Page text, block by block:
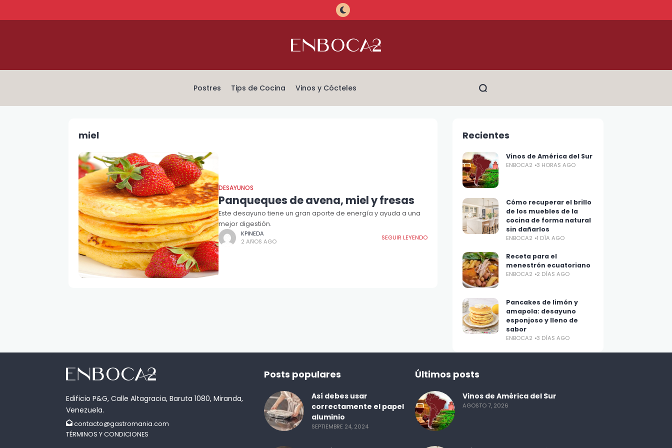
Postres Tips de Cocina Vinos y Cócteles
miel
DESAYUNOS
Panqueques de avena, miel y fresas
Este desayuno tiene un gran aporte de energía y ayuda a una
mejor digestión.
KPINEDA
2 AÑOS AGO
SEGUIR LEYENDO
Recientes
Vinos de América del Sur
ENBOCA2 3 HORAS AGO
Cómo recuperar el brillo
de los muebles de la
cocina de forma natural
sin dañarlos
ENBOCA2 1 DÍA AGO
Receta para el
menestrón ecuatoriano
ENBOCA2 2 DÍAS AGO
Pancakes de limón y
amapola: desayuno
esponjoso y lleno de
sabor
ENBOCA2 3 DÍAS AGO
Edificio P&G, Calle Altagracia, Baruta 1080, Miranda,
Venezuela.
contacto@gastromania.com
TÉRMINOS Y CONDICIONES
Posts populares
Así debes usar
correctamente el papel
aluminio
SEPTIEMBRE 24, 2024
Últimos posts
Vinos de América del Sur
AGOSTO 7, 2026